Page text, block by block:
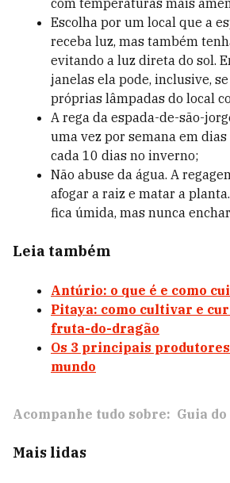
com temperaturas mais
Escolha por um local que a
receba luz, mas também
evitando a luz direta do sol.
janelas ela pode, inclusive,
próprias lâmpadas do local
A rega da espada-de-são-
uma vez por semana em
cada 10 dias no inverno;
Não abuse da água. A
afogar a raiz e matar a
fica úmida, mas nunca
Leia também
Antúrio: o que é e como
Pitaya: como cultivar e
fruta-do-dragão
Os 3 principais
mundo
Acompanhe tudo sobre: Guia
Mais lidas